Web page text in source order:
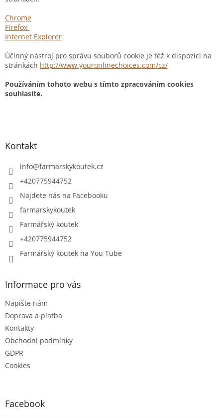
Chrome
Firefox
Internet Explorer
Účinný nástroj pro správu souborů cookie je též k dispozici na
stránkách http://www.youronlinechoices.com/cz/
Používáním tohoto webu s tímto zpracováním cookies
souhlasíte.
Z
Kontakt
info@farmarskykoutek.cz
+420775944752
Najdete nás na Facebooku
farmarskykoutek
Farmářský koutek
+420775944752
Farmářský koutek na You Tube
Informace pro vás
Napište nám
Doprava a platba
Kontakty
Obchodní podmínky
GDPR
Cookies
Facebook